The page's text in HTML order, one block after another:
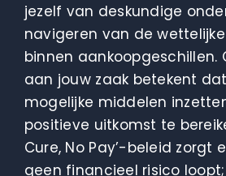
jezelf van deskundige
navigeren van de
binnen aankoopgeschillen.
aan jouw zaak betekent
mogelijke middelen
positieve uitkomst te
Cure, No Pay’-beleid zorgt
geen financieel risico